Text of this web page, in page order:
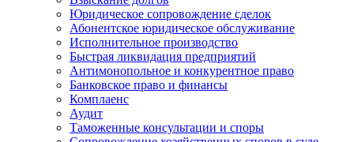
Юридическое сопровождение сделок
Абонентское юридическое обслуживание
Исполнительное производство
Быстрая ликвидация предприятий
Антимонопольное и конкурентное право
Банковское право и финансы
Комплаенс
Аудит
Таможенные консультации и споры